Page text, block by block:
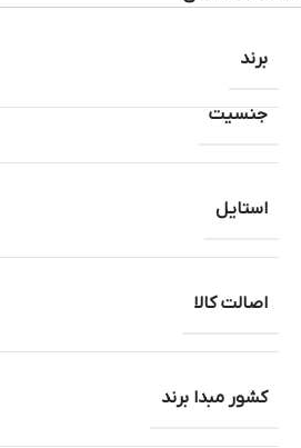
جنسیت
استایل
اصالت کالا
کشور مبدا برند
برند